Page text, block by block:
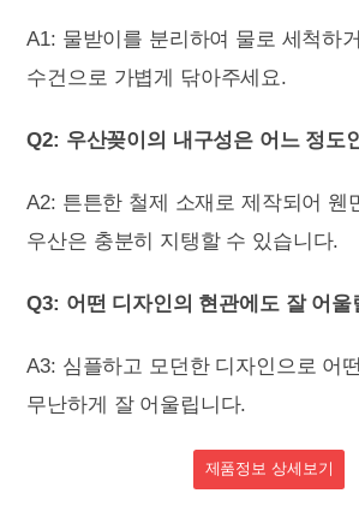
A1: 물받이를 분리하여 물로 세척하
수건으로 가볍게 닦아주세요.
Q2: 우산꽂이의 내구성은 어느 정도
A2: 튼튼한 철제 소재로 제작되어 웬
우산은 충분히 지탱할 수 있습니다.
Q3: 어떤 디자인의 현관에도 잘 어울
A3: 심플하고 모던한 디자인으로 어
무난하게 잘 어울립니다.
제품정보 상세보기